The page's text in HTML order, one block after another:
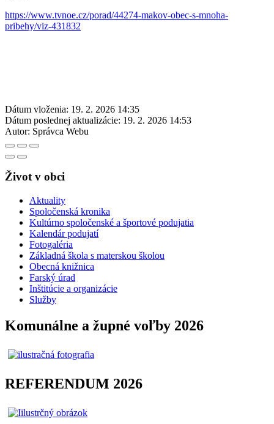
https://www.tvnoe.cz/porad/44274-makov-obec-s-mnoha-
pribehy/viz-431832
Dátum vloženia: 19. 2. 2026 14:35
Dátum poslednej aktualizácie: 19. 2. 2026 14:53
Autor: Správca Webu
Život v obci
Aktuality
Spoločenská kronika
Kultúrno spoločenské a športové podujatia
Kalendár podujatí
Fotogaléria
Základná škola s materskou školou
Obecná knižnica
Farský úrad
Inštitúcie a organizácie
Služby
Komunálne a župné voľby 2026
REFERENDUM 2026